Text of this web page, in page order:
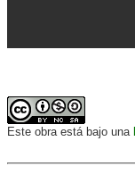
Este obra está bajo una